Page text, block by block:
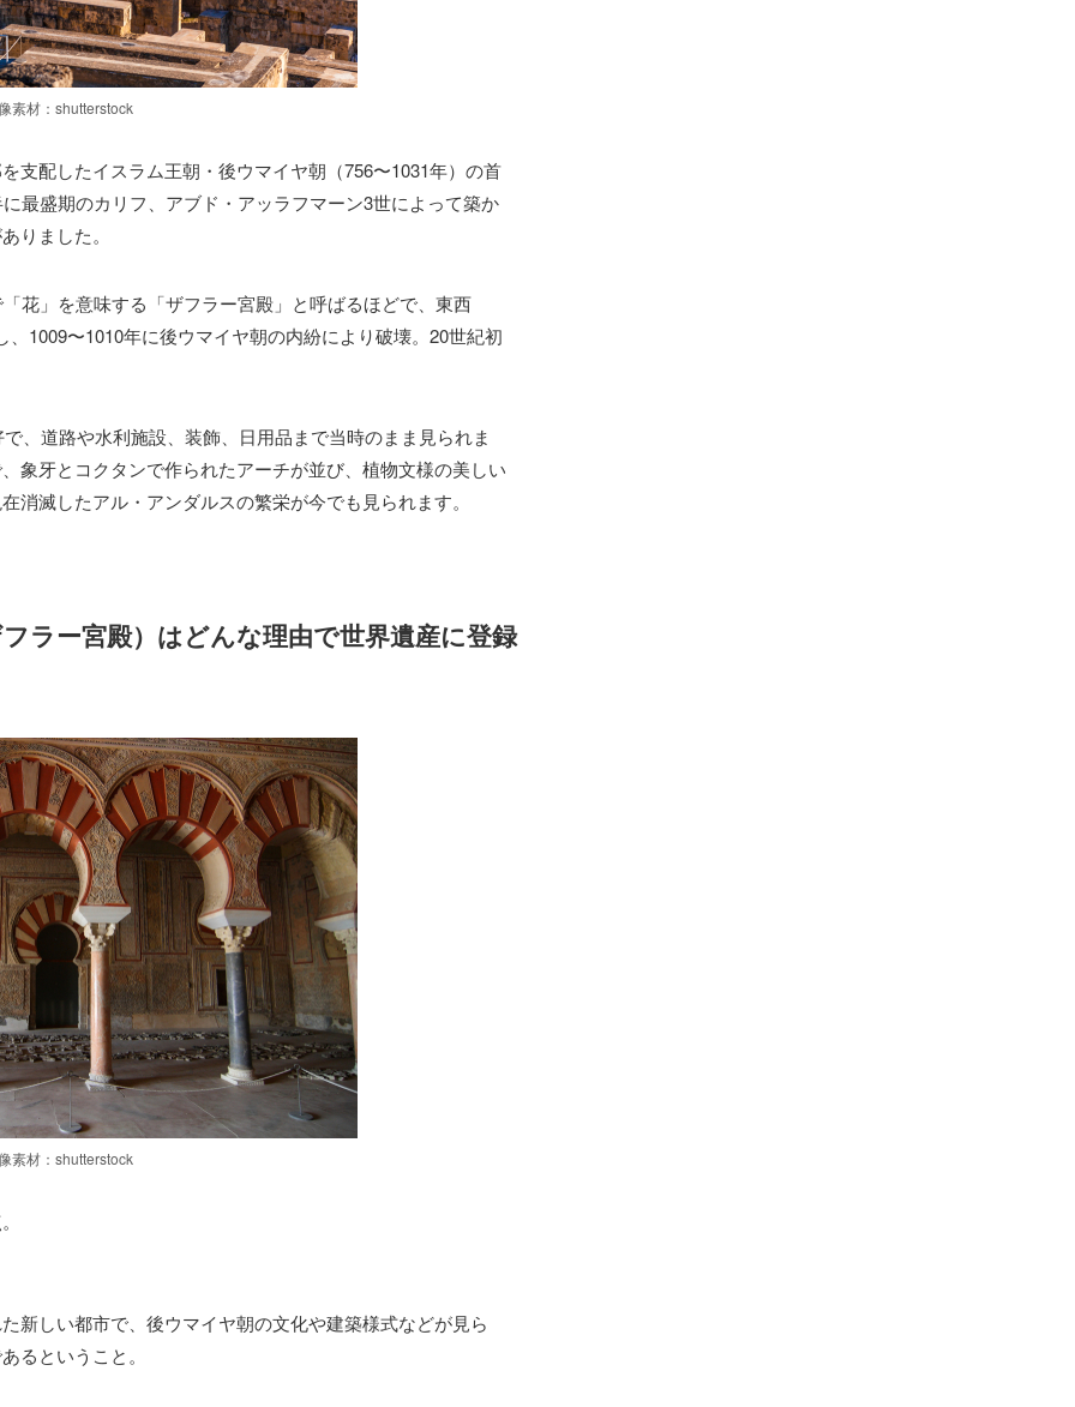
素材：shutterstock
支配したイスラム王朝・後ウマイヤ朝（756〜1031年）の首
最盛期のカリフ、アブド・アッラフマーン3世によって築か
りました。
花」を意味する「ザフラー宮殿」と呼ばるほどで、東西
1009〜1010年に後ウマイヤ朝の内紛により破壊。20世紀初
、道路や水利施設、装飾、日用品まで当時のまま見られま
象牙とコクタンで作られたアーチが並び、植物文様の美しい
消滅したアル・アンダルスの繁栄が今でも見られます。
ラー宮殿）はどんな理由で世界遺産に登録
素材：shutterstock
新しい都市で、後ウマイヤ朝の文化や建築様式などが見ら
るということ。